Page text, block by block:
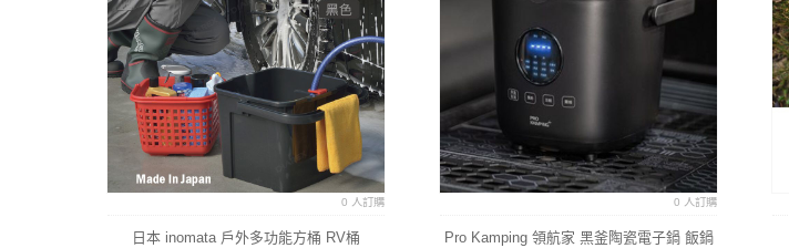
0 人訂購
日本 inomata 戶外多功能方桶 RV桶
0 人訂購
Pro Kamping 領航家 黑釜陶瓷電子鍋 飯鍋